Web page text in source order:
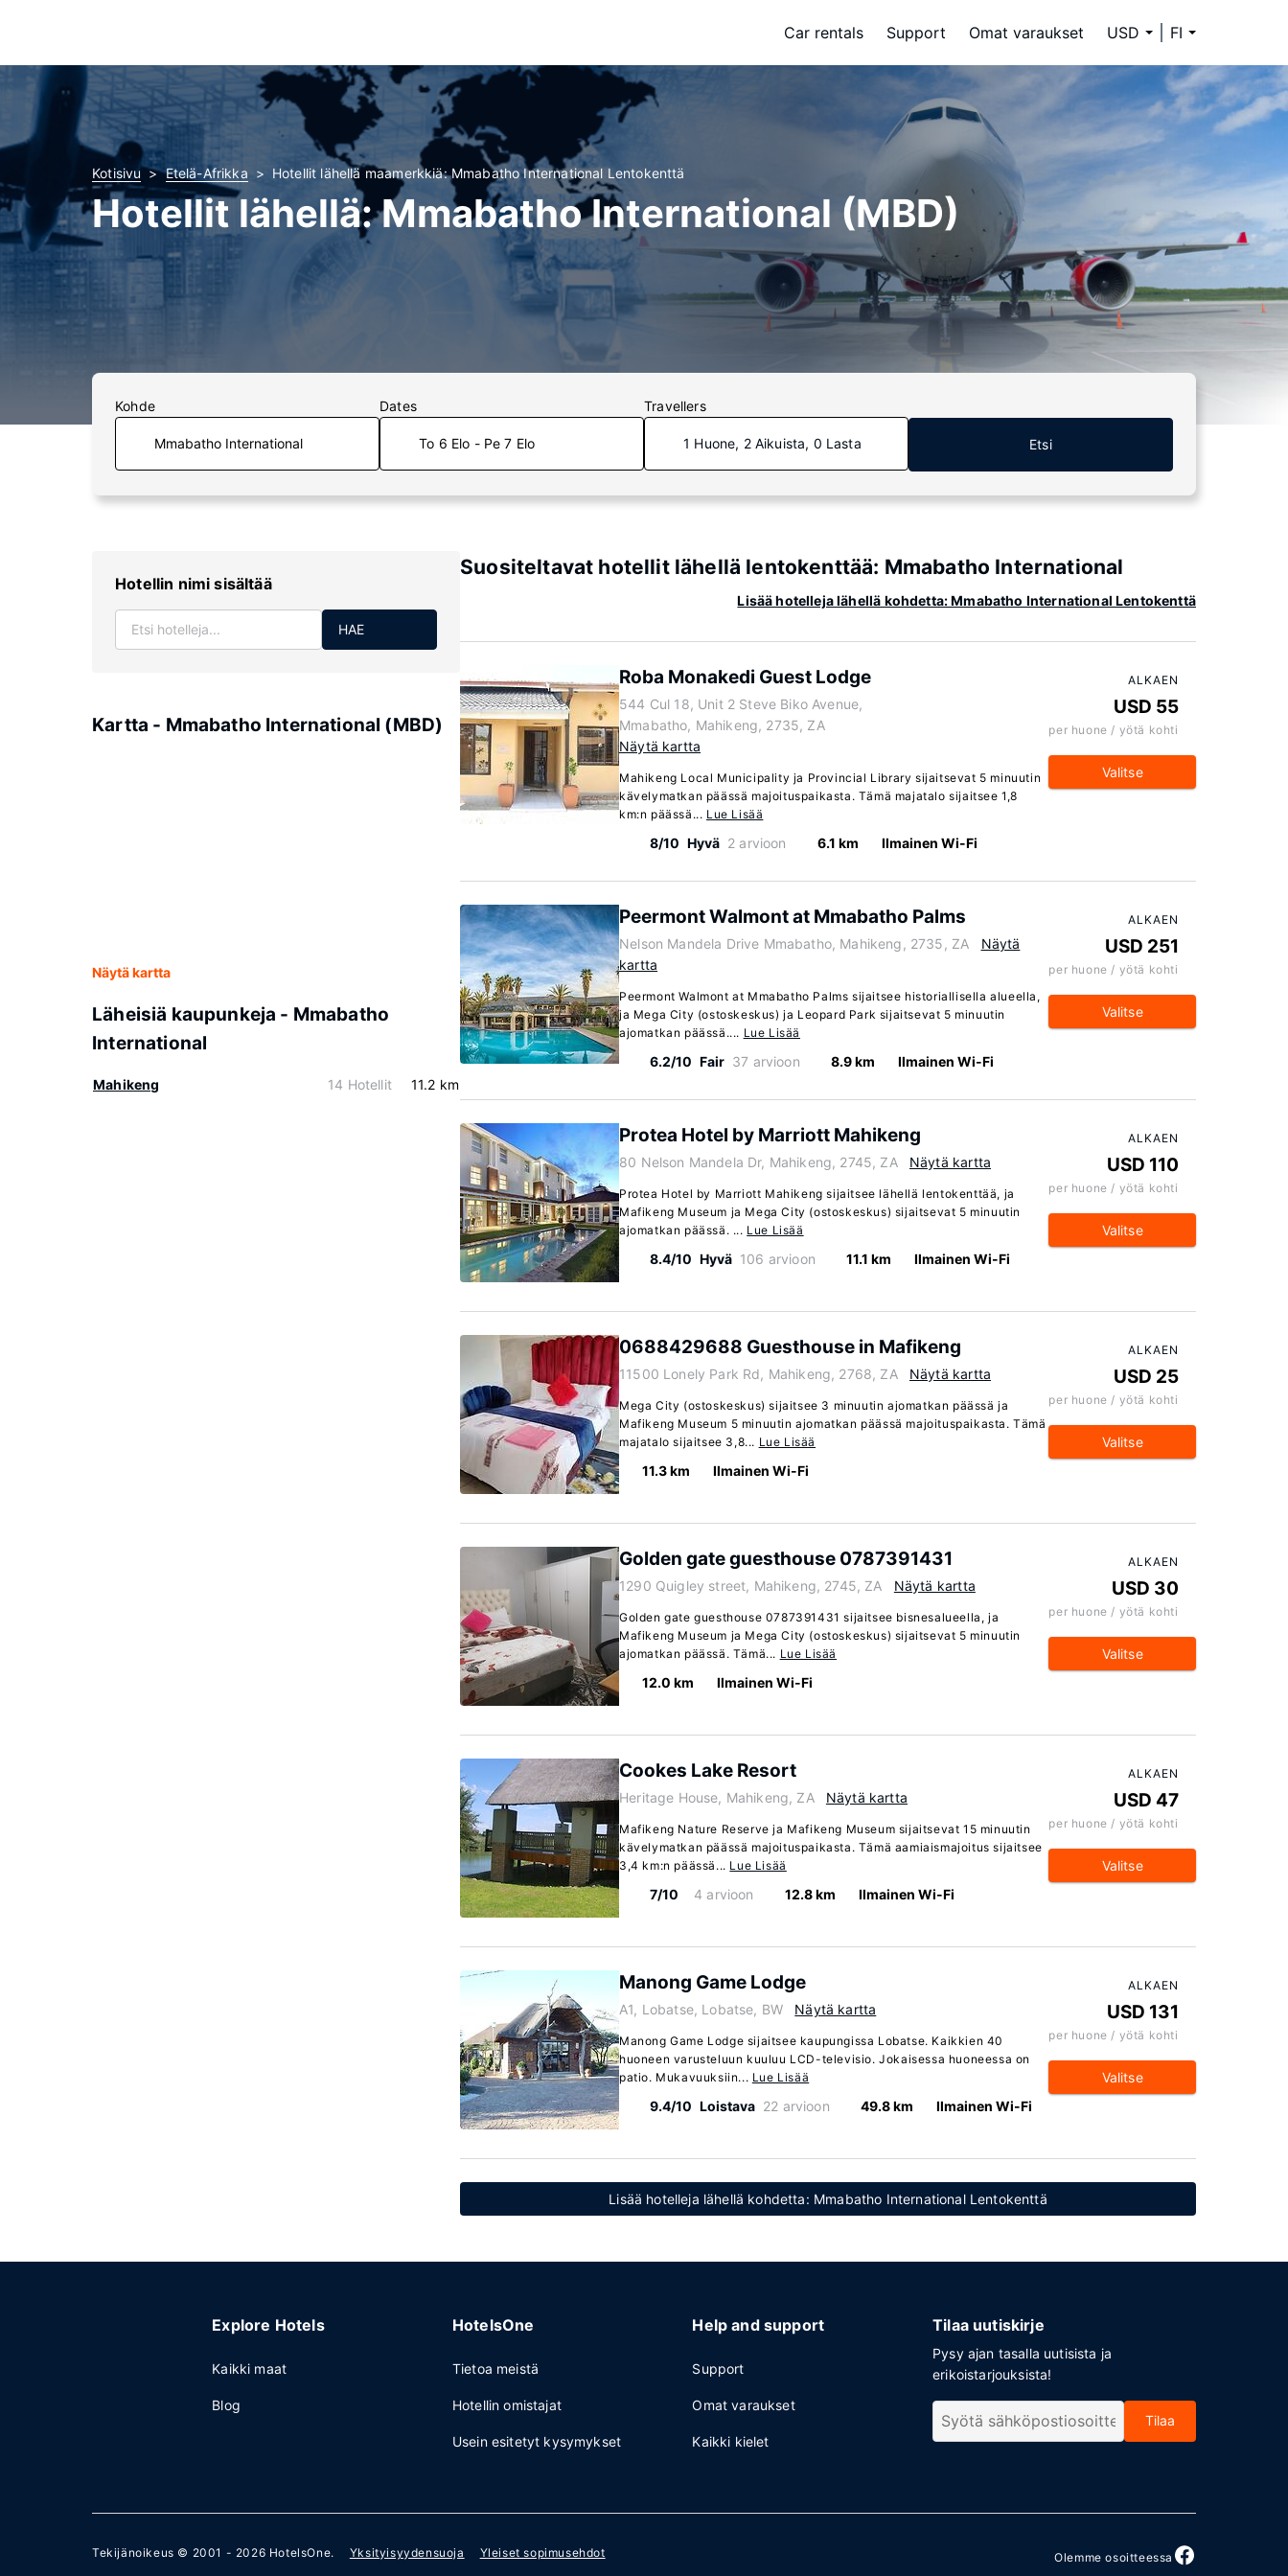
Car rentals Support Omat varaukset USD FI
Kotisivu Etelä-Afrikka Hotellit lähellä maamerkkiä: Mmabatho International Lentokenttä
Hotellit lähellä: Mmabatho International (MBD)
Kohde Dates
To 6 Elo - Pe 7 Elo
Travellers
1 Huone, 2 Aikuista, 0 Lasta Etsi
Hotellin nimi sisältää
HAE
Kartta - Mmabatho International (MBD)
Näytä kartta
Läheisiä kaupunkeja - Mmabatho
International
Mahikeng 14 Hotellit 11.2 km
Suositeltavat hotellit lähellä lentokenttää: Mmabatho International
Lisää hotelleja lähellä kohdetta: Mmabatho International Lentokenttä
Roba Monakedi Guest Lodge
544 Cul 18, Unit 2 Steve Biko Avenue,
Mmabatho, Mahikeng, 2735, ZA
Näytä kartta
Mahikeng Local Municipality ja Provincial Library sijaitsevat 5 minuutin
kävelymatkan päässä majoituspaikasta. Tämä majatalo sijaitsee 1,8
km:n päässä... Lue Lisää
8/10 Hyvä 2 arvioon 6.1 km Ilmainen Wi-Fi
ALKAEN
USD 55
per huone / yötä kohti
Valitse
Peermont Walmont at Mmabatho Palms
Nelson Mandela Drive Mmabatho, Mahikeng, 2735, ZA
Näytä
kartta
Peermont Walmont at Mmabatho Palms sijaitsee historiallisella alueella,
ja Mega City (ostoskeskus) ja Leopard Park sijaitsevat 5 minuutin
ajomatkan päässä.... Lue Lisää
6.2/10 Fair 37 arvioon 8.9 km Ilmainen Wi-Fi
ALKAEN
USD 251
per huone / yötä kohti
Valitse
Protea Hotel by Marriott Mahikeng
80 Nelson Mandela Dr, Mahikeng, 2745, ZA Näytä kartta
Protea Hotel by Marriott Mahikeng sijaitsee lähellä lentokenttää, ja
Mafikeng Museum ja Mega City (ostoskeskus) sijaitsevat 5 minuutin
ajomatkan päässä. ... Lue Lisää
8.4/10 Hyvä 106 arvioon 11.1 km Ilmainen Wi-Fi
ALKAEN
USD 110
per huone / yötä kohti
Valitse
0688429688 Guesthouse in Mafikeng
11500 Lonely Park Rd, Mahikeng, 2768, ZA Näytä kartta
Mega City (ostoskeskus) sijaitsee 3 minuutin ajomatkan päässä ja
Mafikeng Museum 5 minuutin ajomatkan päässä majoituspaikasta. Tämä
majatalo sijaitsee 3,8... Lue Lisää
11.3 km Ilmainen Wi-Fi
ALKAEN
USD 25
per huone / yötä kohti
Valitse
Golden gate guesthouse 0787391431
1290 Quigley street, Mahikeng, 2745, ZA Näytä kartta
Golden gate guesthouse 0787391431 sijaitsee bisnesalueella, ja
Mafikeng Museum ja Mega City (ostoskeskus) sijaitsevat 5 minuutin
ajomatkan päässä. Tämä... Lue Lisää
12.0 km Ilmainen Wi-Fi
ALKAEN
USD 30
per huone / yötä kohti
Valitse
Cookes Lake Resort
Heritage House, Mahikeng, ZA Näytä kartta
Mafikeng Nature Reserve ja Mafikeng Museum sijaitsevat 15 minuutin
kävelymatkan päässä majoituspaikasta. Tämä aamiaismajoitus sijaitsee
3,4 km:n päässä... Lue Lisää
7/10 4 arvioon 12.8 km Ilmainen Wi-Fi
ALKAEN
USD 47
per huone / yötä kohti
Valitse
Manong Game Lodge
A1, Lobatse, Lobatse, BW Näytä kartta
Manong Game Lodge sijaitsee kaupungissa Lobatse. Kaikkien 40
huoneen varusteluun kuuluu LCD-televisio. Jokaisessa huoneessa on
patio. Mukavuuksiin... Lue Lisää
9.4/10 Loistava 22 arvioon 49.8 km Ilmainen Wi-Fi
ALKAEN
USD 131
per huone / yötä kohti
Valitse
Lisää hotelleja lähellä kohdetta: Mmabatho International Lentokenttä
Explore Hotels
Kaikki maat
Blog
HotelsOne
Tietoa meistä
Hotellin omistajat
Usein esitetyt kysymykset
Help and support
Support
Omat varaukset
Kaikki kielet
Tilaa uutiskirje
Pysy ajan tasalla uutisista ja
erikoistarjouksista!
Tilaa
Tekijänoikeus © 2001 - 2026 HotelsOne. Yksityisyydensuoja Yleiset sopimusehdot Olemme osoitteessa